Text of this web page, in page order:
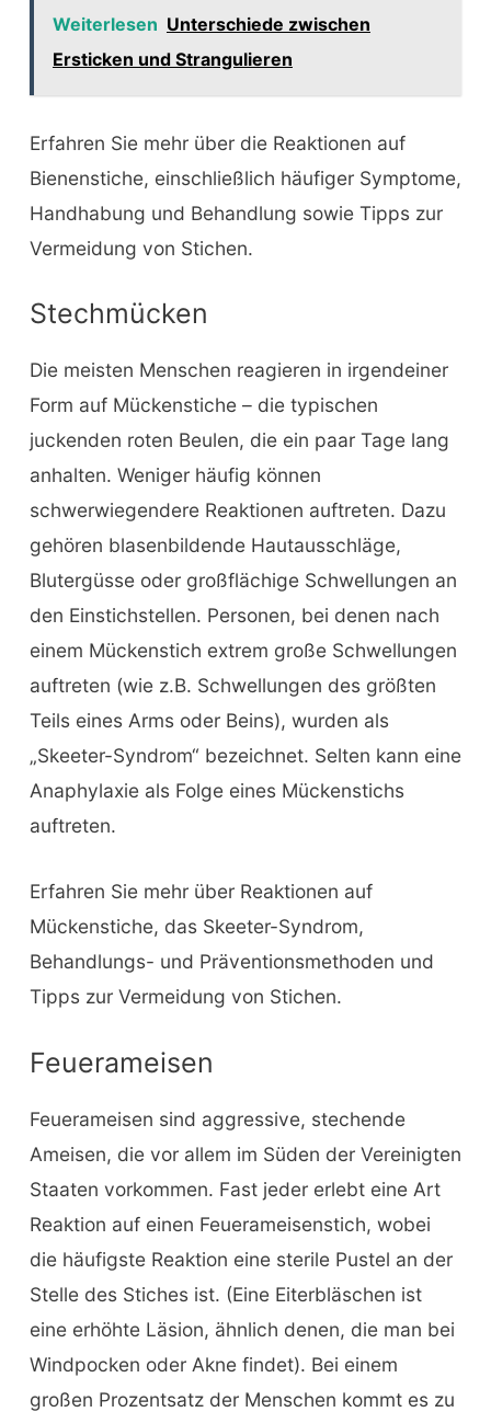
Weiterlesen Unterschiede zwischen
Ersticken und Strangulieren
Erfahren Sie mehr über die Reaktionen auf
Bienenstiche, einschließlich häufiger Symptome,
Handhabung und Behandlung sowie Tipps zur
Vermeidung von Stichen.
Stechmücken
Die meisten Menschen reagieren in irgendeiner
Form auf Mückenstiche – die typischen
juckenden roten Beulen, die ein paar Tage lang
anhalten. Weniger häufig können
schwerwiegendere Reaktionen auftreten. Dazu
gehören blasenbildende Hautausschläge,
Blutergüsse oder großflächige Schwellungen an
den Einstichstellen. Personen, bei denen nach
einem Mückenstich extrem große Schwellungen
auftreten (wie z.B. Schwellungen des größten
Teils eines Arms oder Beins), wurden als
„Skeeter-Syndrom“ bezeichnet. Selten kann eine
Anaphylaxie als Folge eines Mückenstichs
auftreten.
Erfahren Sie mehr über Reaktionen auf
Mückenstiche, das Skeeter-Syndrom,
Behandlungs- und Präventionsmethoden und
Tipps zur Vermeidung von Stichen.
Feuerameisen
Feuerameisen sind aggressive, stechende
Ameisen, die vor allem im Süden der Vereinigten
Staaten vorkommen. Fast jeder erlebt eine Art
Reaktion auf einen Feuerameisenstich, wobei
die häufigste Reaktion eine sterile Pustel an der
Stelle des Stiches ist. (Eine Eiterbläschen ist
eine erhöhte Läsion, ähnlich denen, die man bei
Windpocken oder Akne findet). Bei einem
großen Prozentsatz der Menschen kommt es zu